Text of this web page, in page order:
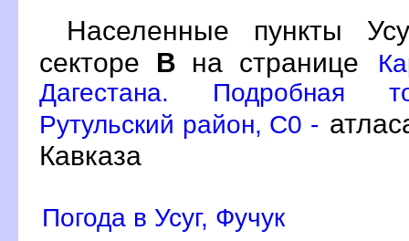
Населенные пункты
секторе
на странице
Дагестана. Подробная
Рутульский район, C0 -
Кавказа
Погода в Усуг, Фучук